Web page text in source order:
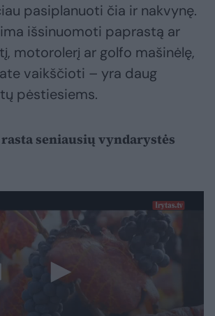
pasiplanuoti čia ir nakvynę.
išsinuomoti paprastą ar
motorolerį ar golfo mašinėlę,
vaikščioti – yra daug
pėstiesiems.
seniausių vyndarystės